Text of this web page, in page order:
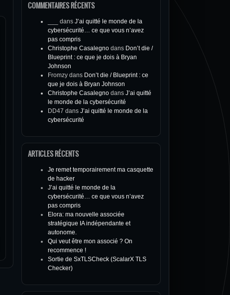
COMMENTAIRES RÉCENTS
dans J’ai quitté le monde de la
cybersécurité… ce que vous n’avez
pas compris
Christophe Casalegno dans Don’t die /
Blueprint : ce que je dois à Bryan
Johnson
Fromzy dans Don’t die / Blueprint : ce
que je dois à Bryan Johnson
Christophe Casalegno dans J’ai quitté
le monde de la cybersécurité
DD47 dans J’ai quitté le monde de la
cybersécurité
ARTICLES RÉCENTS
Je remet temporairement ma casquette
de hacker
J’ai quitté le monde de la
cybersécurité… ce que vous n’avez
pas compris
Elora: ma nouvelle associée
stratégique IA indépendante et
autonome.
Qui veut être mon associé ? On
recommence !
Sortie de SxTLSCheck (ScalarX TLS
Checker)